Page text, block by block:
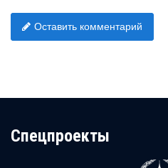
Оставить комментарий
Cпецпроекты